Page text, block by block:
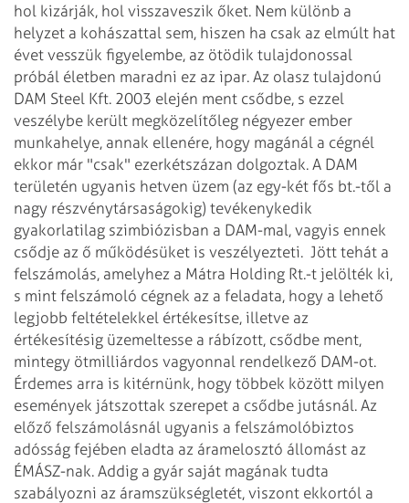
hol kizárják, hol visszaveszik őket. Nem különb a
helyzet a kohászattal sem, hiszen ha csak az elmúlt hat
évet vesszük figyelembe, az ötödik tulajdonossal
próbál életben maradni ez az ipar. Az olasz tulajdonú
DAM Steel Kft. 2003 elején ment csődbe, s ezzel
veszélybe került megközelítőleg négyezer ember
munkahelye, annak ellenére, hogy magánál a cégnél
ekkor már "csak" ezerkétszázan dolgoztak. A DAM
területén ugyanis hetven üzem (az egy-két fős bt.-től a
nagy részvénytársaságokig) tevékenykedik
gyakorlatilag szimbiózisban a DAM-mal, vagyis ennek
csődje az ő működésüket is veszélyezteti. Jött tehát a
felszámolás, amelyhez a Mátra Holding Rt.-t jelölték ki,
s mint felszámoló cégnek az a feladata, hogy a lehető
legjobb feltételekkel értékesítse, illetve az
értékesítésig üzemeltesse a rábízott, csődbe ment,
mintegy ötmilliárdos vagyonnal rendelkező DAM-ot.
Érdemes arra is kitérnünk, hogy többek között milyen
események játszottak szerepet a csődbe jutásnál. Az
előző felszámolásnál ugyanis a felszámolóbiztos
adósság fejében eladta az áramelosztó állomást az
ÉMÁSZ-nak. Addig a gyár saját magának tudta
szabályozni az áramszükségletét, viszont ekkortól a